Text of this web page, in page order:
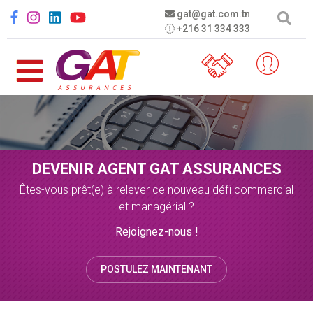
gat@gat.com.tn
+216 31 334 333
Social menu
DEVENIR AGENT GAT ASSURANCES
Êtes-vous prêt(e) à relever ce nouveau défi commercial
et managérial ?
Rejoignez-nous !
POSTULEZ MAINTENANT